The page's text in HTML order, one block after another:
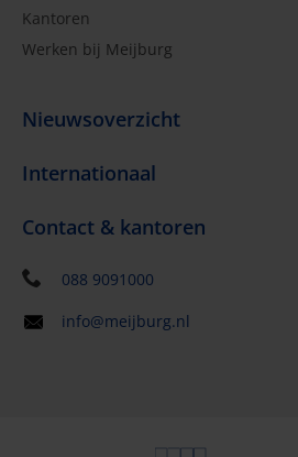
Kantoren
Werken bij Meijburg
Nieuwsoverzicht
Internationaal
Contact & kantoren
088 9091000
info@meijburg.nl